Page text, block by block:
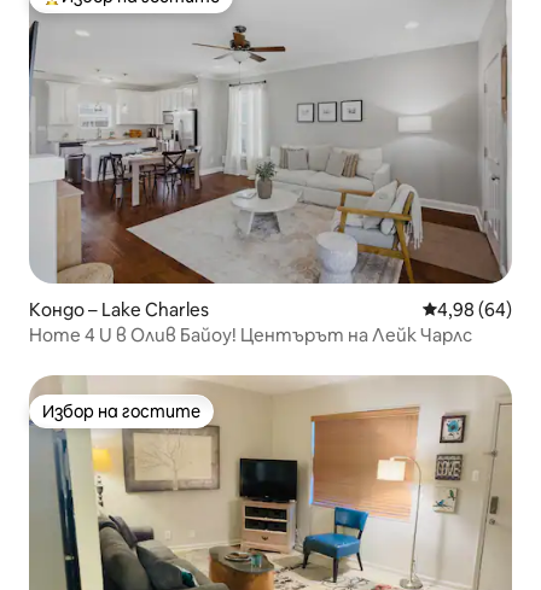
Най-популярен избор на гостите
Кондо – Lake Charles Средна
4,98 (64)
Home 4 U в Олив Байоу! Центърът на Лейк Чарлс
Избор на гостите
Избор на гостите